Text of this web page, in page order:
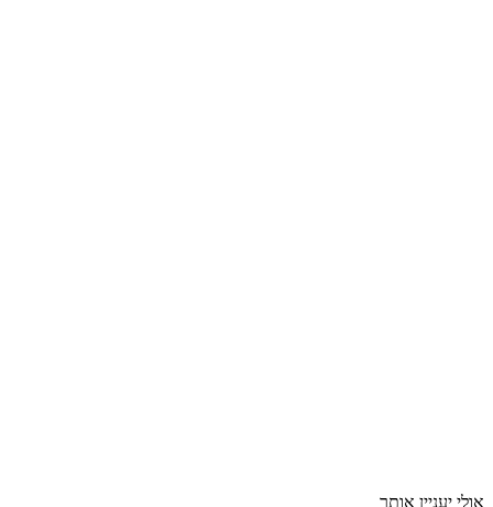
אולי יעניין אותך